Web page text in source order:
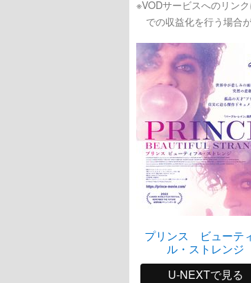
※VODサービスへのリン
での収益化を行う場合
プリンス ビューテ
ル・ストレンジ
U-NEXTで見る